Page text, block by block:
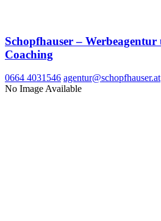
Schopfhauser –
Coaching
0664 4031546 agentur@schopfhauser.at
No Image Available